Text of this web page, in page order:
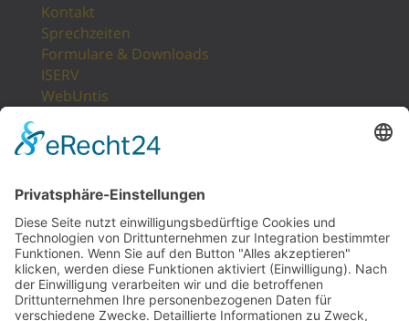
Kontakt
Sprechzeiten
Formulare & Downloads
ISERV
WebUntis
LogIn
Sitemap
POSTANSCHRIFT
Gesamtschule Osterfeld
Westfälische Straße 17
46117 Oberhausen